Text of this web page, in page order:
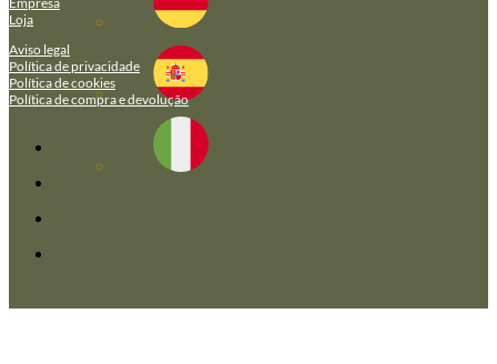
Loja
Aviso legal
Política de privacidade
Política de cookies
Política de compra e devolução